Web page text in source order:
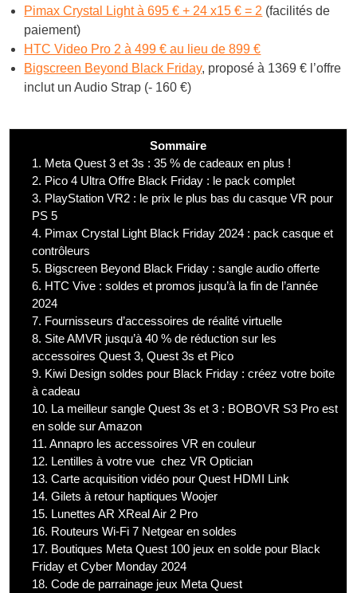
Pimax Crystal Light à 695 € + 24 x15 € = 2 (facilités de
paiement)
HTC Video Pro 2 à 499 € au lieu de 899 €
Bigscreen Beyond Black Friday, proposé à 1369 € l’offre
inclut un Audio Strap (- 160 €)
Sommaire
1. Meta Quest 3 et 3s : 35 % de cadeaux en plus !
2. Pico 4 Ultra Offre Black Friday : le pack complet
3. PlayStation VR2 : le prix le plus bas du casque VR pour
PS 5
4. Pimax Crystal Light Black Friday 2024 : pack casque et
contrôleurs
5. Bigscreen Beyond Black Friday : sangle audio offerte
6. HTC Vive : soldes et promos jusqu’à la fin de l’année
2024
7. Fournisseurs d’accessoires de réalité virtuelle
8. Site AMVR jusqu’à 40 % de réduction sur les
accessoires Quest 3, Quest 3s et Pico
9. Kiwi Design soldes pour Black Friday : créez votre boite
à cadeau
10. La meilleur sangle Quest 3s et 3 : BOBOVR S3 Pro est
en solde sur Amazon
11. Annapro les accessoires VR en couleur
12. Lentilles à votre vue chez VR Optician
13. Carte acquisition vidéo pour Quest HDMI Link
14. Gilets à retour haptiques Woojer
15. Lunettes AR XReal Air 2 Pro
16. Routeurs Wi-Fi 7 Netgear en soldes
17. Boutiques Meta Quest 100 jeux en solde pour Black
Friday et Cyber Monday 2024
18. Code de parrainage jeux Meta Quest